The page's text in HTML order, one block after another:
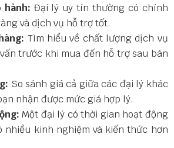
hành: Đại lý uy tín thường có chính
và dịch vụ hỗ trợ tốt.
Tìm hiểu về chất lượng dịch vụ
trước khi mua đến hỗ trợ sau bán
So sánh giá cả giữa các đại lý khác
nhận được mức giá hợp lý.
Một đại lý có thời gian hoạt động
nhiều kinh nghiệm và kiến thức hơn